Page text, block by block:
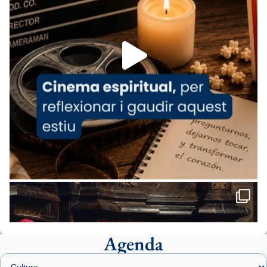
espana-testimoni...
Foto
View on Facebook · Share
Arquebisbat de Barcelona
2 weeks ago
«Avui les santes Juliana i Semproniana ens
ajuden a alçar la mirada»
Mons. Sergi Gordo, bisbe de Tortosa, ha
presidit aquest 27 de juliol la missa de Les
Santes de Mataró.
🔗tinyurl.com/cvu5jmbk
📸 J. Merino
Agenda